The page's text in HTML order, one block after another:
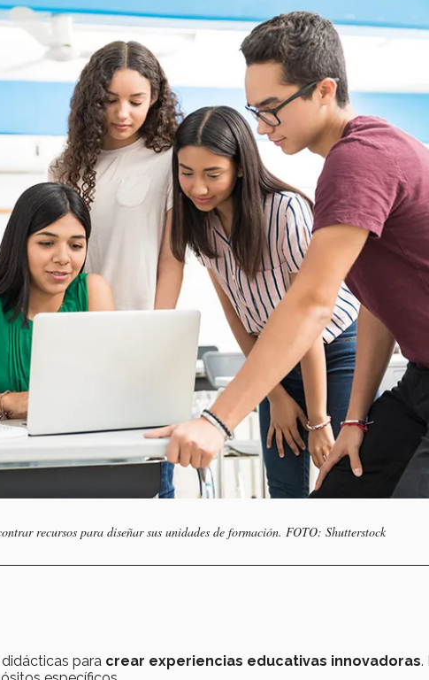
recursos para diseñar sus unidades de formación. FOTO: Shutterstock
para crear experiencias educativas innovadoras.